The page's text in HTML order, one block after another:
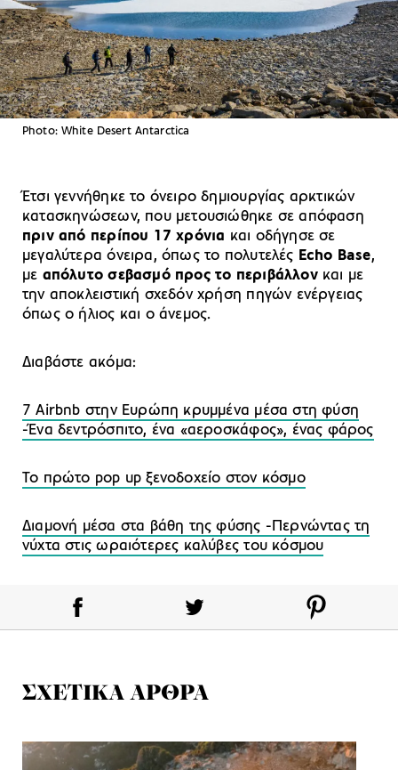
Photo: White Desert Antarctica
Έτσι γεννήθηκε το όνειρο δημιουργίας αρκτικών
κατασκηνώσεων, που μετουσιώθηκε σε απόφαση
πριν από περίπου 17 χρόνια και οδήγησε σε
μεγαλύτερα όνειρα, όπως το πολυτελές Echo Base,
με απόλυτο σεβασμό προς το περιβάλλονκαι με
την αποκλειστική σχεδόν χρήση πηγών ενέργειας
όπως ο ήλιος και ο άνεμος.
Διαβάστε ακόμα:
7 Airbnb στην Ευρώπη κρυμμένα μέσα στη φύση
-Ένα δεντρόσπιτο, ένα «αεροσκάφος», ένας φάρος
Το πρώτο pop up ξενοδοχείο στον κόσμο
Διαμονή μέσα στα βάθη της φύσης -Περνώντας τη
νύχτα στις ωραιότερες καλύβες του κόσμου
ΣΧΕΤΙΚΑ ΑΡΘΡΑ